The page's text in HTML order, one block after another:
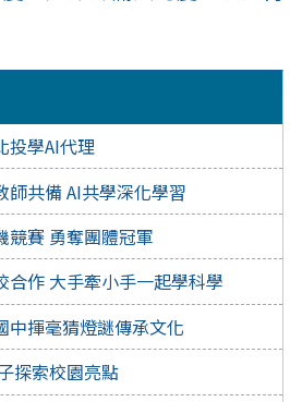
學AI代理
師共備 AI共學深化學習
競賽 勇奪團體冠軍
合作 大手牽小手一起學科學
中揮毫猜燈謎傳承文化
探索校園亮點